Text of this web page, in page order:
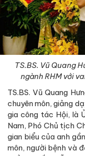
TS.BS. Vũ Quang
ngành RHM với
TS.BS. Vũ Quang
chuyên môn, giảng
gia công tác Hội, là
Nam, Phó Chủ tịch
gian biểu của anh
môn, người bệnh và